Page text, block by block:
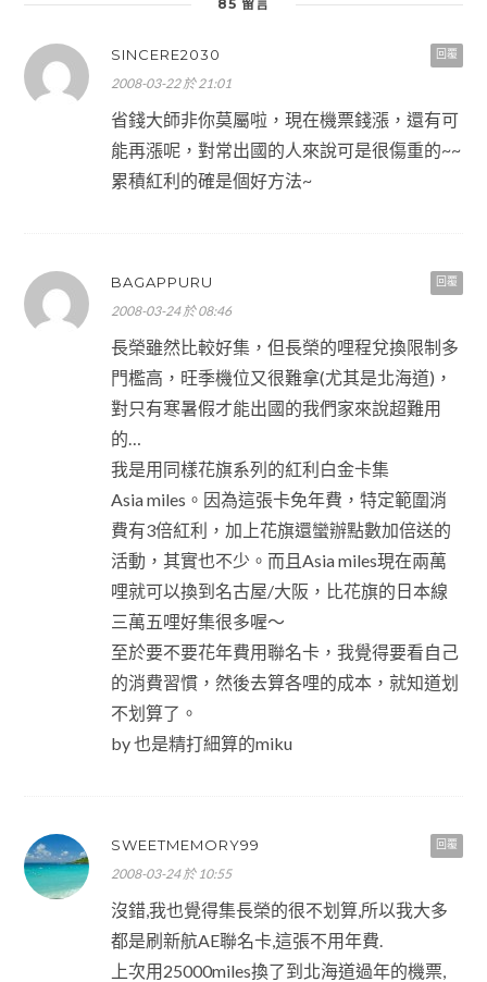
85 留言
回覆
SINCERE2030
2008-03-22 於 21:01
省錢大師非你莫屬啦，現在機票錢漲，還有可
能再漲呢，對常出國的人來說可是很傷重的~~
累積紅利的確是個好方法~
回覆
BAGAPPURU
2008-03-24 於 08:46
長榮雖然比較好集，但長榮的哩程兌換限制多
門檻高，旺季機位又很難拿(尤其是北海道)，
對只有寒暑假才能出國的我們家來說超難用
的…
我是用同樣花旗系列的紅利白金卡集
Asia miles。因為這張卡免年費，特定範圍消
費有3倍紅利，加上花旗還蠻辦點數加倍送的
活動，其實也不少。而且Asia miles現在兩萬
哩就可以換到名古屋/大阪，比花旗的日本線
三萬五哩好集很多喔～
至於要不要花年費用聯名卡，我覺得要看自己
的消費習慣，然後去算各哩的成本，就知道划
不划算了。
by 也是精打細算的miku
回覆
SWEETMEMORY99
2008-03-24 於 10:55
沒錯,我也覺得集長榮的很不划算,所以我大多
都是刷新航AE聯名卡,這張不用年費.
上次用25000miles換了到北海道過年的機票,